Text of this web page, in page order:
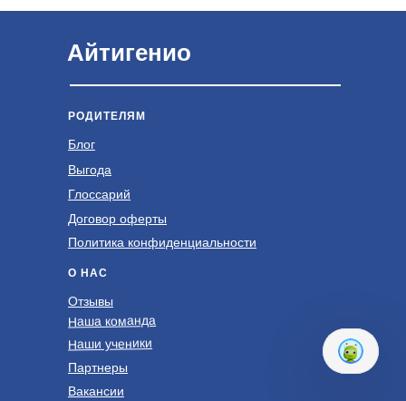
РОДИТЕЛЯМ
Айтигенио
Договор оферты
Политика конфиденциальности
Глоссарий
Выгода
Блог
О НАС
Отзывы
Наша команда
Наши ученики
Партнеры
Вакансии